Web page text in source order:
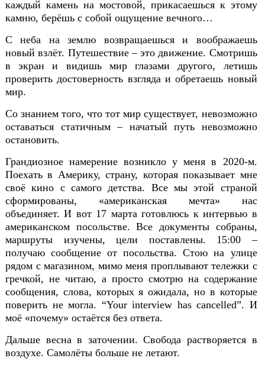
каждый камень на мостовой, прикасаешься к этому
камню, берёшь с собой ощущение вечного…
С неба на землю возвращаешься и воображаешь
новый взлёт. Путешествие – это движение. Смотришь
в экран и видишь мир глазами другого, летишь
проверить достоверность взгляда и обретаешь новый
мир.
Со знанием того, что тот мир существует, невозможно
оставаться статичным – начатый путь невозможно
остановить.
Грандиозное намерение возникло у меня в 2020-м.
Поехать в Америку, страну, которая показывает мне
своё кино с самого детства. Все мы этой страной
сформированы, «американская мечта» нас
объединяет. И вот 17 марта готовлюсь к интервью в
американском посольстве. Все документы собраны,
маршруты изучены, цели поставлены. 15:00 –
получаю сообщение от посольства. Стою на улице
рядом с магазином, мимо меня проплывают тележки с
гречкой, не читаю, а просто смотрю на содержание
сообщения, слова, которых я ожидала, но в которые
поверить не могла. “Your interview has cancelled”. И
моё «почему» остаётся без ответа.
Дальше весна в заточении. Свобода растворяется в
воздухе. Самолёты больше не летают.